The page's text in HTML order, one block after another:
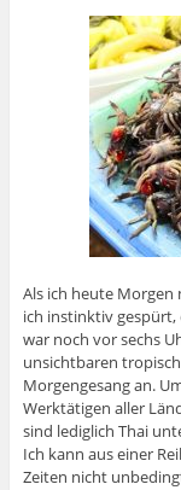
Als ich heute Morgen
ich instinktiv gespürt,
war noch vor sechs
unsichtbaren
Morgengesang an.
Werktätigen aller
sind lediglich Thai
Ich kann aus einer
Zeiten nicht